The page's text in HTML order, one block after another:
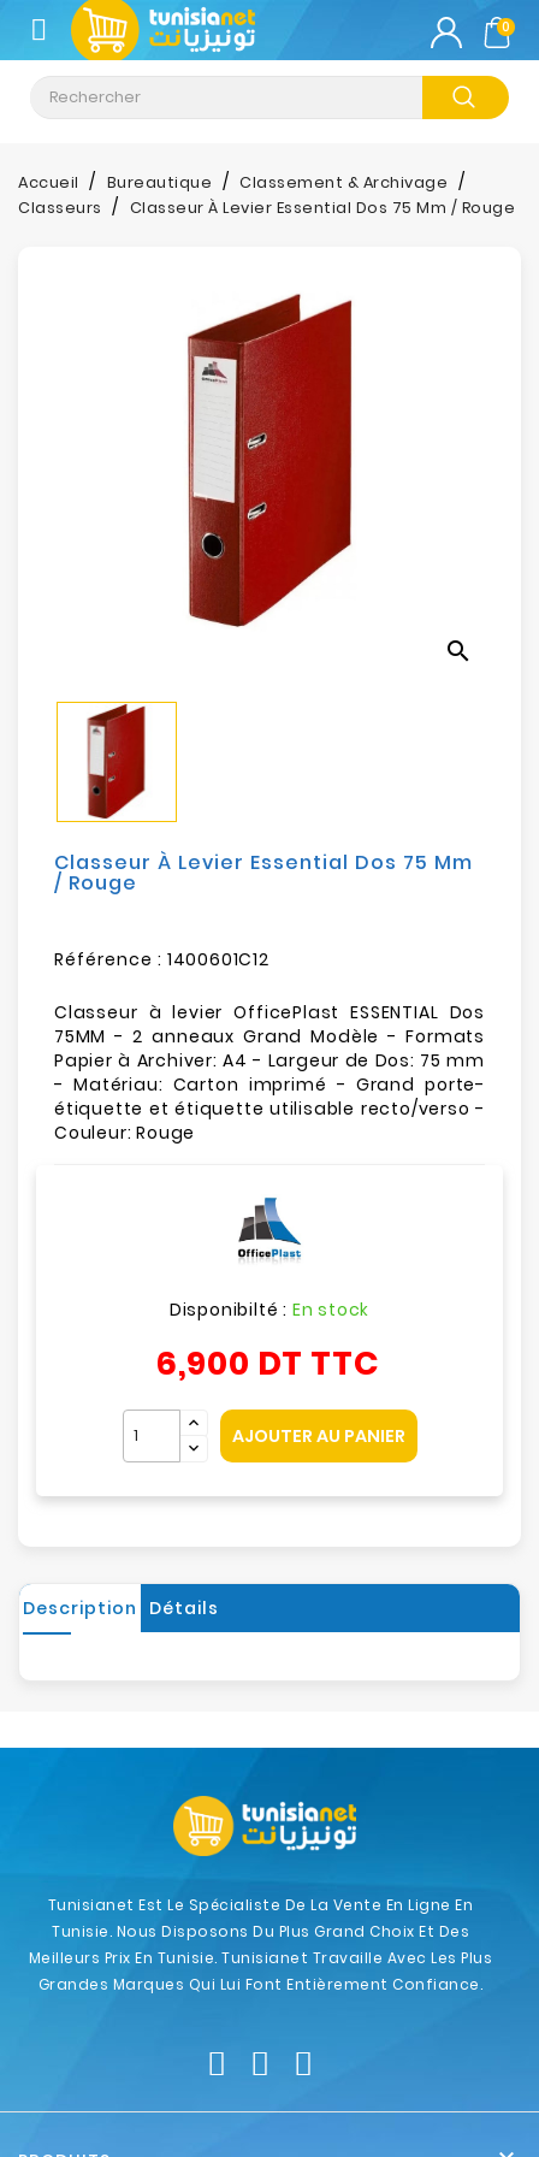
CATÉGORIE
Climatisation
Informatique
Sécurité
Mobilités
0
Accueil Bureautique
Classement & Archivage
Classeurs
Classeur À Levier Essential Dos 75 Mm / Rouge
search
Classeur À Levier Essential Dos 75 Mm
/ Rouge
Référence : 1400601C12
Classeur à levier OfficePlast ESSENTIAL Dos
75MM - 2 anneaux Grand Modèle - Formats
Papier à Archiver: A4 - Largeur de Dos: 75 mm
- Matériau: Carton imprimé - Grand porte-
étiquette et étiquette utilisable recto/verso -
Couleur: Rouge
Disponibilté : En stock
6,900 DT TTC
AJOUTER AU PANIER
Description Détails
Tunisianet Est Le Spécialiste De La Vente En Ligne En
Tunisie. Nous Disposons Du Plus Grand Choix Et Des
Meilleurs Prix En Tunisie. Tunisianet Travaille Avec Les Plus
Grandes Marques Qui Lui Font Entièrement Confiance.